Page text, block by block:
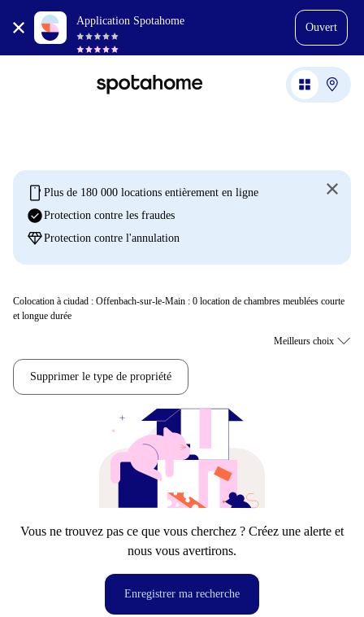
Application Spotahome
Ouvert
mobile Plus de 180 000 locations entièrement en ligne
check_circleProtection contre les fraudes
diamondProtection contre l'annulation
Colocation à ciudad : Offenbach-sur-le-Main : 0 location de chambres meublées courte
et longue durée
Supprimer le type de propriété
Vous ne trouvez pas ce que vous cherchez ? Créez une alerte et
nous vous avertirons.
Enregistrer ma recherche